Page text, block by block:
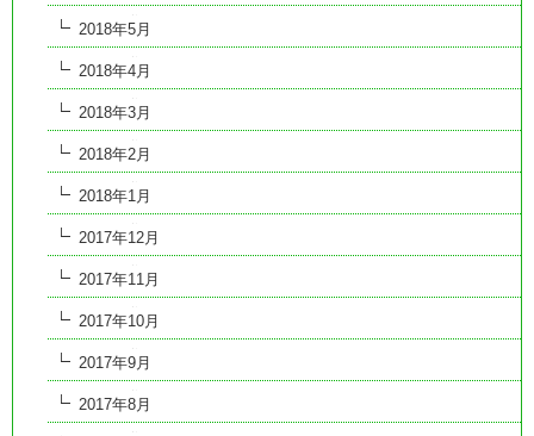
2018年5月
2018年4月
2018年3月
2018年2月
2018年1月
2017年12月
2017年11月
2017年10月
2017年9月
2017年8月